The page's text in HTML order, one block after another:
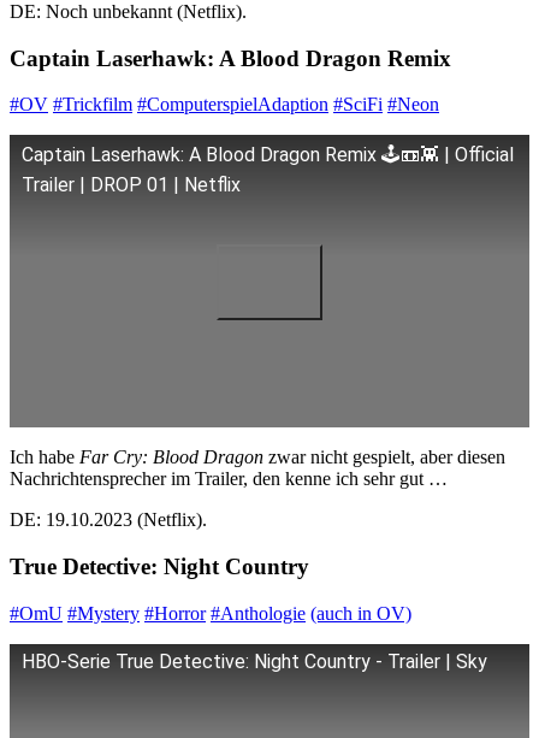
DE: Noch unbekannt (Netflix).
Captain Laserhawk: A Blood Dragon Remix
#OV #Trickfilm #ComputerspielAdaption #SciFi #Neon
Captain Laserhawk: A Blood Dragon Remix 🕹️📼👾 | Official
Trailer | DROP 01 | Netflix
Ich habe Far Cry: Blood Dragon zwar nicht gespielt, aber diesen
Nachrichtensprecher im Trailer, den kenne ich sehr gut …
DE: 19.10.2023 (Netflix).
True Detective: Night Country
#OmU #Mystery #Horror #Anthologie (auch in OV)
HBO-Serie True Detective: Night Country - Trailer | Sky